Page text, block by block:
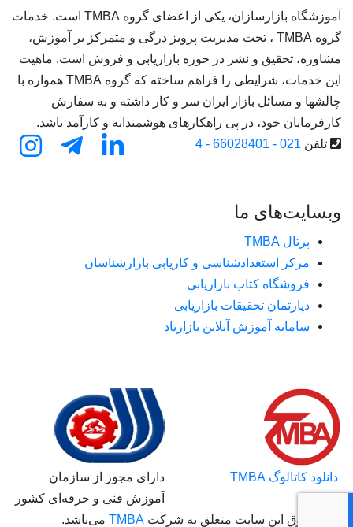
آموزشگاه بازارسازان، یکی از اعضای گروه TMBA است. خدمات
گروه TMBA ، تحت مدیریت پرویز درگی و متمرکز بر آموزش،
مشاوره، تحقیق و نشر در حوزه بازاریابی و فروش است. ماهیت
این خدمات، شرایطی را فراهم ساخته که گروه TMBA همواره با
چالشها و مسائل بازار ایران سر و کار داشته و به سفارش
کارفرمایان خود، در پی راهکارهای هوشمندانه و کارآمد باشد.
تلفن 021 - 66028401 - 4
وبسایت‌های ما
پرتال TMBA
مرکز استعدادشناسی و کاریابی بازارشناسان
فروشگاه کتاب بازاریابی
دپارتمان تحقیقات بازاریابی
سامانه آموزش آنلاین بازاریاد
دانلود کاتالوگ TMBA
دارای مجوز از سازمان
آموزش فنی و حرفه‌ای کشور
کلیه حقوق این سایت متعلق به شرکت TMBA می‌باشد.